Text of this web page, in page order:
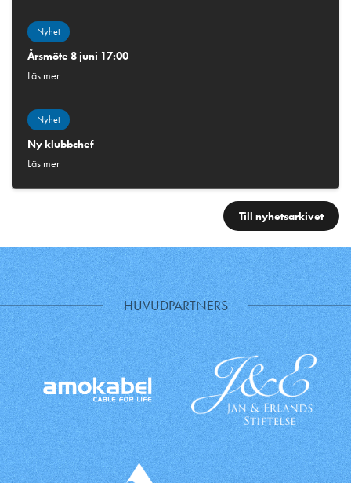
Nyhet
Årsmöte 8 juni 17:00
Läs mer
Nyhet
Ny klubbchef
Läs mer
Till nyhetsarkivet
HUVUDPARTNERS